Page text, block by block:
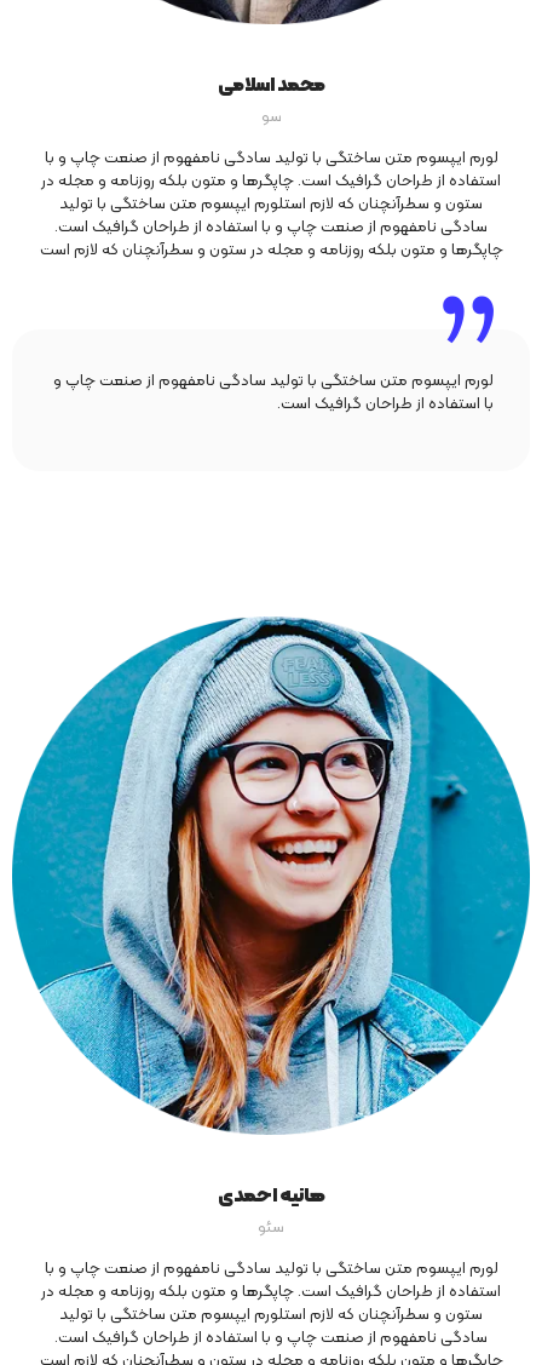
محمد اسلامی
سو
لورم ایپسوم متن ساختگی با تولید سادگی نامفهوم از صنعت چاپ و با
استفاده از طراحان گرافیک است. چاپگرها و متون بلکه روزنامه و مجله در
ستون و سطرآنچنان که لازم استلورم ایپسوم متن ساختگی با تولید
سادگی نامفهوم از صنعت چاپ و با استفاده از طراحان گرافیک است.
چاپگرها و متون بلکه روزنامه و مجله در ستون و سطرآنچنان که لازم است
لورم ایپسوم متن ساختگی با تولید سادگی نامفهوم از صنعت چاپ و
با استفاده از طراحان گرافیک است.
هانیه احمدی
سئو
لورم ایپسوم متن ساختگی با تولید سادگی نامفهوم از صنعت چاپ و با
استفاده از طراحان گرافیک است. چاپگرها و متون بلکه روزنامه و مجله در
ستون و سطرآنچنان که لازم استلورم ایپسوم متن ساختگی با تولید
سادگی نامفهوم از صنعت چاپ و با استفاده از طراحان گرافیک است.